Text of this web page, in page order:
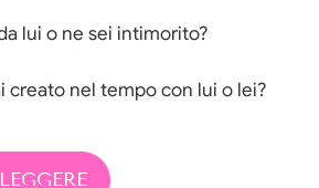
lui o ne sei intimorito?
creato nel tempo con lui o lei?